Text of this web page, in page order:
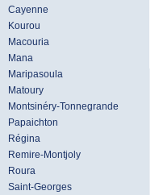
Cayenne
Kourou
Macouria
Mana
Maripasoula
Matoury
Montsinéry-Tonnegrande
Papaichton
Régina
Remire-Montjoly
Roura
Saint-Georges